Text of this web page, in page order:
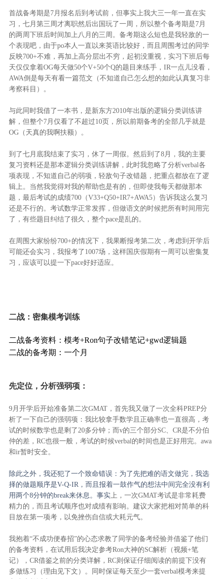
首战备考期是7月报名后到考试前，但事实上我大三一年一直在实
习，七月第三周才离职然后出国玩了一周，所以整个备考期是7月
的两周下班后时间加上八月的三周。备考期这么短也是我轻敌的一
个表现吧，由于po本人一直以来英语比较好，而且周围考过的同学
反映700+不难，再加上高分层出不穷，起初没重视，实习下班后每
天仅仅拿着OG每天做50个V+50个Q的题目来练手，IR一点儿没看，
AWA倒是每天有看一篇范文（不知道自己怎么想的如此认真复习非
考察科目）。
与此同时我借了一本书，是新东方2010年出版的逻辑分类训练讲
解，但整个7月仅看了不超过10页，所以前期备考的全部几乎就是
OG（天真的我啊扶额）。
到了七月底我结束了实习，休了一周假。然后到了8月，我的主要
复习资料还是那本逻辑分类训练讲解，此时我忽略了分析verbal各
项表现，不知道自己的弱项，轻敌句子改错题，把重点都放在了逻
辑上。当然我觉得对我的帮助也是有的，但即使我每天都做那本
题，最后考试的成绩700（V33+Q50+IR7+AWA5）告诉我这么复习
还是不行的。考试数学正常发挥，但做语文的时候把所有时间用完
了，有些题目纠结了很久，整个pace是乱的。
在周围大家纷纷700+的情况下，我果断报考第二次，考虑到开学后
可能还会实习，我报考了1007场，这样国庆假期有一周可以密集复
习，应该可以提一下pace好好适应。
二战：密集模考训练
二战备考资料：模考+Ron句子改错笔记+gwd逻辑题
二战的备考期：一个月
先定位，分析强弱项：
9月开学后开始准备第二次GMAT，首先我又做了一次全科PREP分
析了一下自己的强弱项：我比较拿手数学且正确率也一直很高，考
试的时候数学也是剩了20多分钟；而v的三个部分SC、CR是不分伯
仲的差，RC也很一般，考试的时候verbal的时间也是正好用完。awa
和ir暂时安全。
除此之外，我还犯了一个致命错误：为了先把难的语文做完，我选
择的做题顺序是V-Q-IR，而且报着一鼓作气的想法中间完全没有利
用两个8分钟的break来休息。事实上，一次GMAT考试是非常耗费
精力的，而且考试顺序也对成绩有影响。建议大家把相对简单的科
目放在第一项考，以免挫伤自信或大耗元气。
我抱着“不成功便春招”的心态求教了同学的备考经验并借鉴了他们
的备考资料，在试用后我决定参考Ron大神的SC解析（视频+笔
记），CR借鉴之前的分类详解，RC则保证仔细阅读的前提下没有
多做练习（理由见下文）。同时保证每天至少一套verbal模考来提